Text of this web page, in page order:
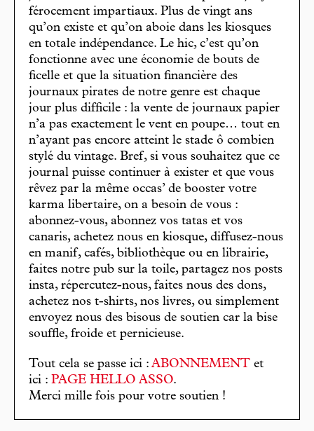
férocement impartiaux. Plus de vingt ans
qu’on existe et qu’on aboie dans les kiosques
en totale indépendance. Le hic, c’est qu’on
fonctionne avec une économie de bouts de
ficelle et que la situation financière des
journaux pirates de notre genre est chaque
jour plus difficile : la vente de journaux papier
n’a pas exactement le vent en poupe… tout en
n’ayant pas encore atteint le stade ô combien
stylé du vintage. Bref, si vous souhaitez que ce
journal puisse continuer à exister et que vous
rêvez par la même occas’ de booster votre
karma libertaire, on a besoin de vous :
abonnez-vous, abonnez vos tatas et vos
canaris, achetez nous en kiosque, diffusez-nous
en manif, cafés, bibliothèque ou en librairie,
faites notre pub sur la toile, partagez nos posts
insta, répercutez-nous, faites nous des dons,
achetez nos t-shirts, nos livres, ou simplement
envoyez nous des bisous de soutien car la bise
souffle, froide et pernicieuse.
Tout cela se passe ici : ABONNEMENT et
ici : PAGE HELLO ASSO.
Merci mille fois pour votre soutien !